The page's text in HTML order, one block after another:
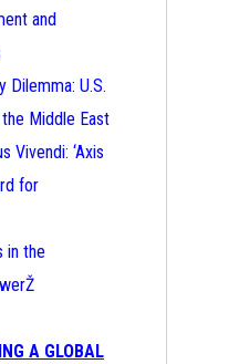
and
Dilemma: U.S.
Middle East
Vivendi: ‘Axis
for
in the
A GLOBAL